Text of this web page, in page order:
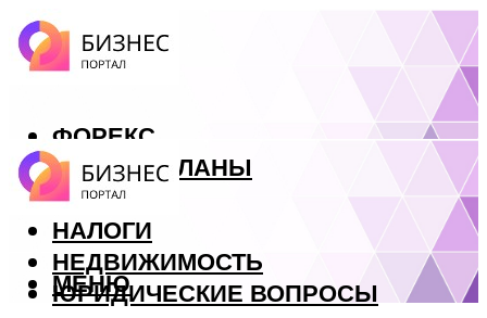
ФОРЕКС
БИЗНЕС ПЛАНЫ
КРЕДИТЫ
НАЛОГИ
НЕДВИЖИМОСТЬ
ЮРИДИЧЕСКИЕ ВОПРОСЫ
МЕНЮ